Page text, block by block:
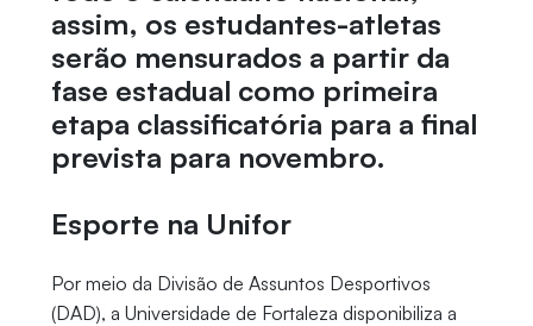
assim, os estudantes-atletas
serão mensurados a partir da
fase estadual como primeira
etapa classificatória para a final
prevista para novembro.
Esporte na Unifor
Por meio da Divisão de Assuntos Desportivos
(DAD), a Universidade de Fortaleza disponibiliza a